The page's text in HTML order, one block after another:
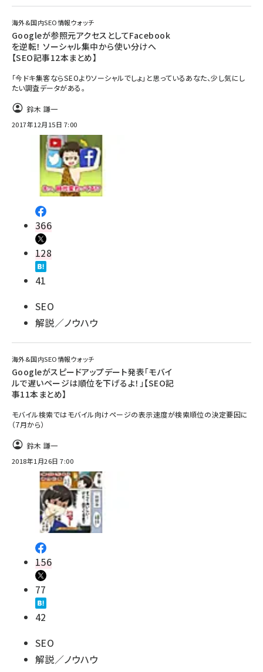
海外&国内SEO情報ウォッチ
Googleが参照元アクセスとしてFacebook
を逆転！ ソーシャル集中から使い分けへ
【SEO記事12本まとめ】
「今ドキ集客ならSEOよりソーシャルでしょ」と思っているあなた、少し気にし
たい調査データがある。
鈴木 謙一
2017年12月15日 7:00
366
128
41
SEO
解説／ノウハウ
海外&国内SEO情報ウォッチ
Googleがスピードアップデート発表「モバイ
ルで遅いページは順位を下げるよ！」【SEO記
事11本まとめ】
モバイル検索ではモバイル向けページの表示速度が検索順位の決定要因に
（7月から）
鈴木 謙一
2018年1月26日 7:00
156
77
42
SEO
解説／ノウハウ